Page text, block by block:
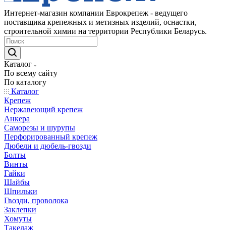
Интернет-магазин компании Еврокрепеж - ведущего
поставщика крепежных и метизных изделий, оснастки,
строительной химии на территории Республики Беларусь.
Каталог
По всему сайту
По каталогу
Каталог
Крепеж
Нержавеющий крепеж
Анкера
Саморезы и шурупы
Перфорированный крепеж
Дюбели и дюбель-гвозди
Болты
Винты
Гайки
Шайбы
Шпильки
Гвозди, проволока
Заклепки
Хомуты
Такелаж